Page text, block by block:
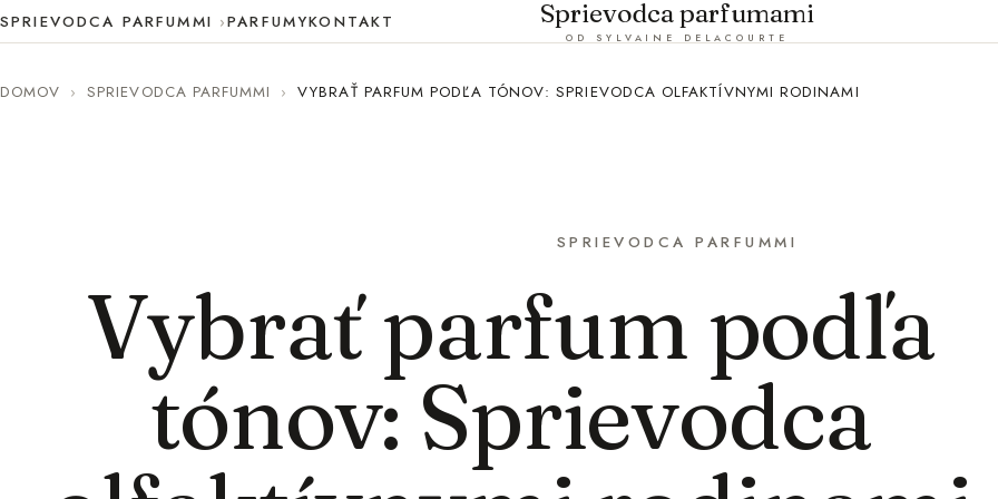
SPRIEVODCA PARFUMMI PARFUMYKONTAKT Sprievodca parfumami
OD SYLVAINE DELACOURTE
DOMOV › SPRIEVODCA PARFUMMI › VYBRAŤ PARFUM PODĽA TÓNOV: SPRIEVODCA OLFAKTÍVNYMI RODINAMI
SPRIEVODCA PARFUMMI
Vybrať parfum podľa
tónov: Sprievodca